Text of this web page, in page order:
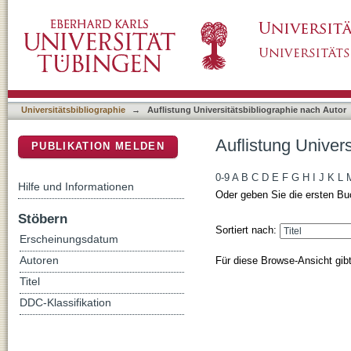
Universitätsbibliographie → Auflistung Universitätsbibliographie nach Autor
Auflistung
0-9 A B C D E F G H J K L
Oder geben Sie die ersten
Sortiert nach:
Für diese Browse-Ansicht
PUBLIKATION MELDEN
Hilfe und Informationen
Stöbern
Erscheinungsdatum
Autoren
Titel
DDC-Klassifikation